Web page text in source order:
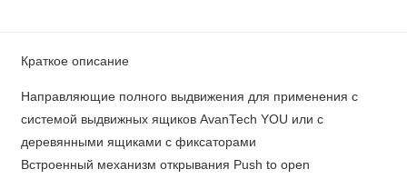
Краткое описание
Направляющие полного выдвижения для применения с
системой выдвижных ящиков AvanTech YOU или с
деревянными ящиками с фиксаторами
Встроенный механизм открывания Push to open